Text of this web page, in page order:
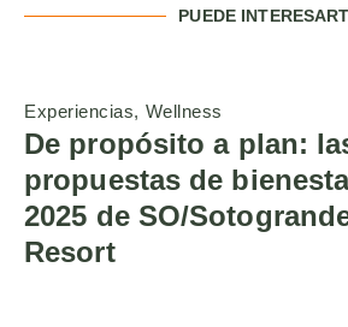
PUEDE
Experiencias Wellness
De propósito a plan:
propuestas de
2025 de SO/
Resort